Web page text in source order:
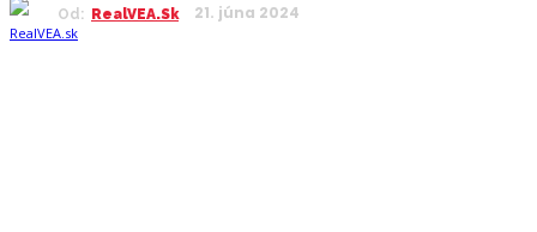
Od: RealVEA.sk 21. júna 2024